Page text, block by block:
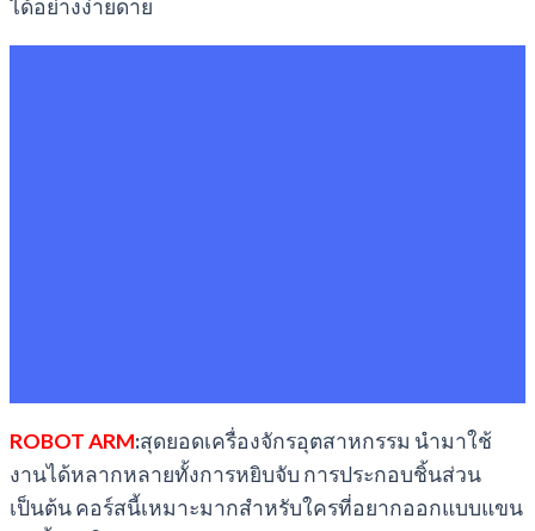
ได้อย่างง่ายดาย
ROBOT ARM:สุดยอดเครื่องจักรอุตสาหกรรม นำมาใช้
งานได้หลากหลายทั้งการหยิบจับ การประกอบชิ้นส่วน
เป็นต้น คอร์สนี้เหมาะมากสำหรับใครที่อยากออกแบบแขน